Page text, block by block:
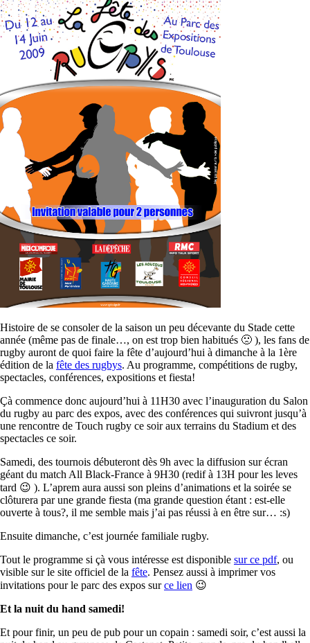
Histoire de se consoler de la saison un peu décevante du Stade cette
année (même pas de finale…, on est trop bien habitués 🙁 ), les fans de
rugby auront de quoi faire la fête d’aujourd’hui à dimanche à la 1ère
édition de la fête des rugbys. Au programme, compétitions de rugby,
spectacles, conférences, expositions et fiesta!
Çà commence donc aujourd’hui à 11H30 avec l’inauguration du Salon
du rugby au parc des expos, avec des conférences qui suivront jusqu’à
une rencontre de Touch rugby ce soir aux terrains du Stadium et des
spectacles ce soir.
Samedi, des tournois débuteront dès 9h avec la diffusion sur écran
géant du match All Black-France à 9H30 (redif à 13H pour les leves
tard 😉 ). L’aprem aura aussi son pleins d’animations et la soirée se
clôturera par une grande fiesta (ma grande question étant : est-elle
ouverte à tous?, il me semble mais j’ai pas réussi à en être sur… :s)
Ensuite dimanche, c’est journée familiale rugby.
Tout le programme si çà vous intéresse est disponible sur ce pdf, ou
visible sur le site officiel de la fête. Pensez aussi à imprimer vos
invitations pour le parc des expos surce lien 😉
Et la nuit du hand samedi!
Et pour finir, un peu de pub pour un copain : samedi soir, c’est aussi la